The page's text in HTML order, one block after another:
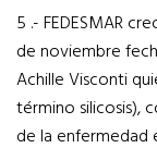
5 .- FEDESMAR
de noviembre
Achille Visconti
término silicosis),
de la enfermedad